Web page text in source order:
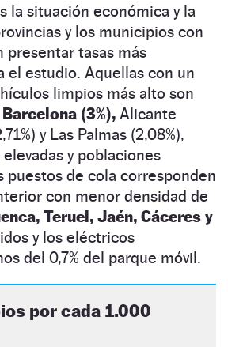
la situación económica y la
y los municipios con
presentar tasas más
el estudio. Aquellas con un
limpios más alto son
(3%), Alicante
y Las Palmas (2,08%),
y poblaciones
puestos de cola corresponden
con menor densidad de
Teruel, Jaén, Cáceres y
y los eléctricos
del 0,7% del parque móvil.
por cada 1.000